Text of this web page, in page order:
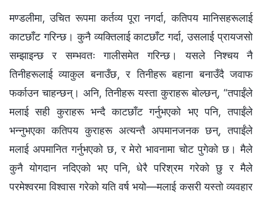
मण्डलीमा, उचित रूपमा कर्तव्य पूरा नगर्दा, कतिपय मानिसहरूलाई
काटछाँट गरिन्छ। कुनै व्यक्तिलाई काटछाँट गर्दा, उसलाई प्रायजसो
सम्झाइन्छ र सम्भवतः गालीसमेत गरिन्छ। यसले निश्‍चय नै
तिनीहरूलाई व्याकुल बनाउँछ, र तिनीहरू बहाना बनाउँदै जवाफ
फर्काउन चाहन्छन्। अनि, तिनीहरू यस्ता कुराहरू बोल्छन्, “तपाईंले
मलाई सही कुराहरू भन्दै काटछाँट गर्नुभएको भए पनि, तपाईंले
भन्‍नुभएका कतिपय कुराहरू अत्यन्तै अपमानजनक छन्, तपाईंले
मलाई अपमानित गर्नुभएको छ, र मेरो भावनामा चोट पुगेको छ। मैले
कुनै योगदान नदिएको भए पनि, धेरै परिश्रम गरेको छु र मैले
परमेश्‍वरमा विश्‍वास गरेको यति वर्ष भयो—मलाई कसरी यस्तो व्यवहार